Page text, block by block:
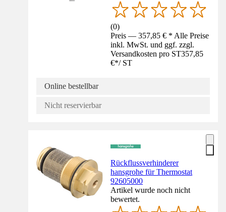
(0)
Preis — 357,85 € * Alle Preise
inkl. MwSt. und ggf. zzgl.
Versandkosten pro ST357,85
€*/ ST
Online bestellbar
Nicht reservierbar
Rückflussverhinderer
hansgrohe für Thermostat
92605000
Artikel wurde noch nicht
bewertet.